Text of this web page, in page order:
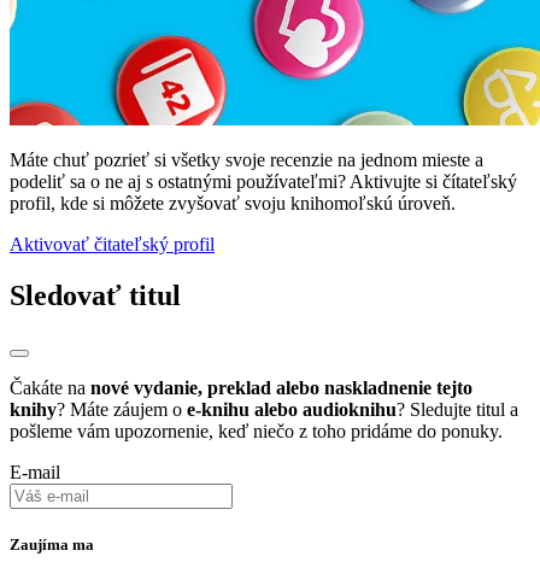
Máte chuť pozrieť si všetky svoje recenzie na jednom mieste a
podeliť sa o ne aj s ostatnými používateľmi? Aktivujte si čítateľský
profil, kde si môžete zvyšovať svoju knihomoľskú úroveň.
Aktivovať čitateľský profil
Sledovať titul
Čakáte na nové vydanie, preklad alebo naskladnenie tejto
knihy? Máte záujem o e-knihu alebo audioknihu? Sledujte titul a
pošleme vám upozornenie, keď niečo z toho pridáme do ponuky.
E-mail
Zaujíma ma